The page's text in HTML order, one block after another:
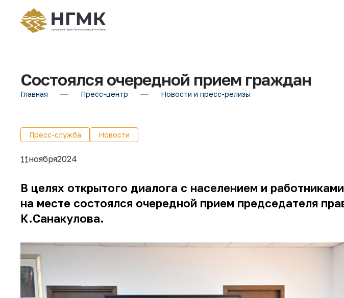
Состоялся очередной прием граждан
Главная Пресс-центр Новости и пресс-релизы
Пресс-служба Новости
11ноября2024
В целях открытого диалога с населением и
на месте состоялся очередной прием председателя
К.Санакулова.